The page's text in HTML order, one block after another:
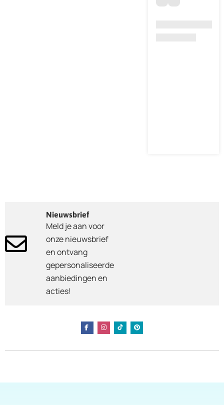
Nieuwsbrief
Meld je aan voor
onze nieuwsbrief
en ontvang
gepersonaliseerde
aanbiedingen en
acties!